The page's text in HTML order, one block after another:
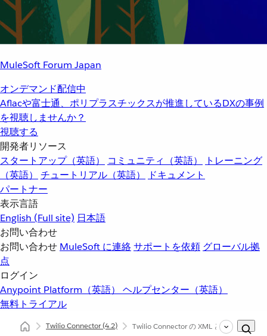
MuleSoft Forum Japan
オンデマンド配信中
Aflacや富士通、ポリプラスチックスが推進しているDXの事例
を視聴しませんか？
視聴する
開発者リソース
スタートアップ（英語）
コミュニティ（英語）
トレーニング
（英語）
チュートリアル（英語）
ドキュメント
パートナー
表示言語
English (Full site) 日本語
お問い合わせ
お問い合わせ MuleSoft に連絡サポートを依頼 グローバル拠
点
ログイン
Anypoint Platform（英語） ヘルプセンター（英語）
無料トライアル
Twilio Connector(4.2) Twilio Connector の XML と Maven のサ